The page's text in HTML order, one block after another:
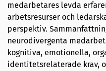
medarbetares levda
arbetsresurser och
perspektiv.
neurodivergenta
kognitiva, emotionella,
identitetsrelaterade krav,